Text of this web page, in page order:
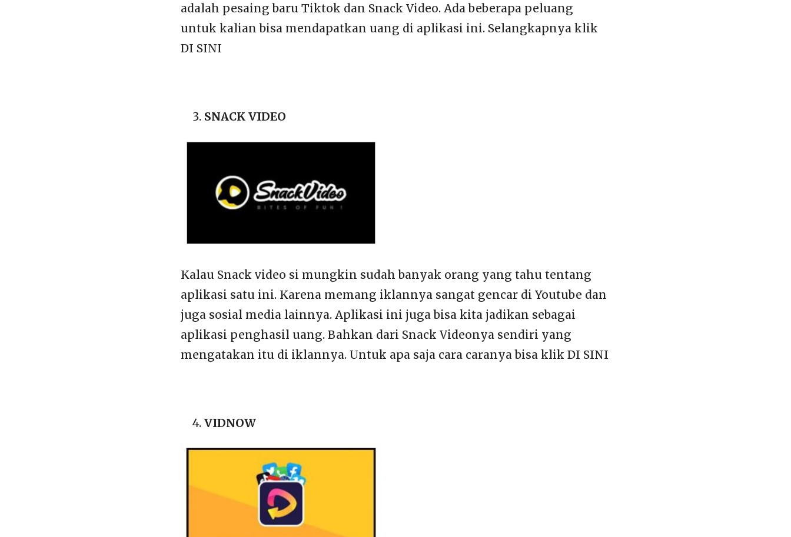
adalah pesaing baru Tiktok dan Snack Video. Ada beberapa peluang
untuk kalian bisa mendapatkan uang di aplikasi ini. Selangkapnya klik
DI SINI
SNACK VIDEO
Kalau Snack video si mungkin sudah banyak orang yang tahu tentang
aplikasi satu ini. Karena memang iklannya sangat gencar di Youtube dan
juga sosial media lainnya. Aplikasi ini juga bisa kita jadikan sebagai
aplikasi penghasil uang. Bahkan dari Snack Videonya sendiri yang
mengatakan itu di iklannya. Untuk apa saja cara caranya bisa klik DI SINI
VIDNOW